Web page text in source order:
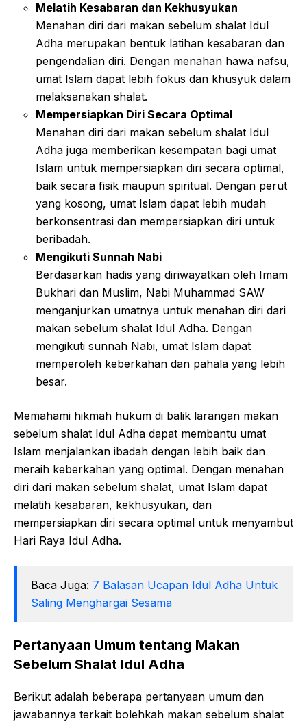
Melatih Kesabaran dan Kekhusyukan
Menahan diri dari makan sebelum shalat Idul
Adha merupakan bentuk latihan kesabaran dan
pengendalian diri. Dengan menahan hawa nafsu,
umat Islam dapat lebih fokus dan khusyuk dalam
melaksanakan shalat.
Mempersiapkan Diri Secara Optimal
Menahan diri dari makan sebelum shalat Idul
Adha juga memberikan kesempatan bagi umat
Islam untuk mempersiapkan diri secara optimal,
baik secara fisik maupun spiritual. Dengan perut
yang kosong, umat Islam dapat lebih mudah
berkonsentrasi dan mempersiapkan diri untuk
beribadah.
Mengikuti Sunnah Nabi
Berdasarkan hadis yang diriwayatkan oleh Imam
Bukhari dan Muslim, Nabi Muhammad SAW
menganjurkan umatnya untuk menahan diri dari
makan sebelum shalat Idul Adha. Dengan
mengikuti sunnah Nabi, umat Islam dapat
memperoleh keberkahan dan pahala yang lebih
besar.
Memahami hikmah hukum di balik larangan makan
sebelum shalat Idul Adha dapat membantu umat
Islam menjalankan ibadah dengan lebih baik dan
meraih keberkahan yang optimal. Dengan menahan
diri dari makan sebelum shalat, umat Islam dapat
melatih kesabaran, kekhusyukan, dan
mempersiapkan diri secara optimal untuk menyambut
Hari Raya Idul Adha.
Baca Juga: 7 Balasan Ucapan Idul Adha Untuk
Saling Menghargai Sesama
Pertanyaan Umum tentang Makan
Sebelum Shalat Idul Adha
Berikut adalah beberapa pertanyaan umum dan
jawabannya terkait bolehkah makan sebelum shalat